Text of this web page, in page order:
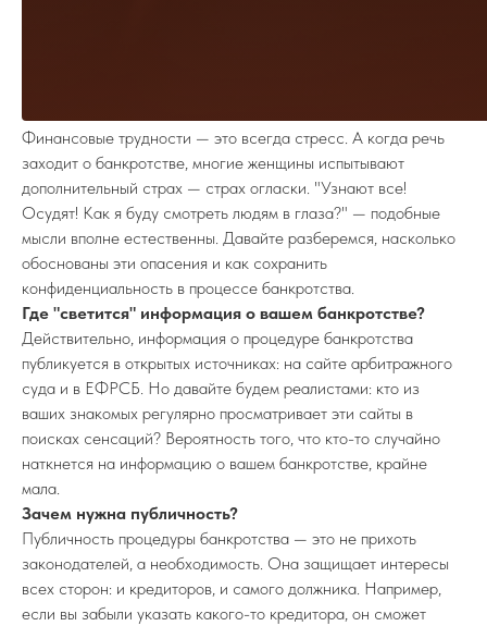
Финансовые трудности — это всегда стресс. А когда речь
заходит о банкротстве, многие женщины испытывают
дополнительный страх — страх огласки. "Узнают все!
Осудят! Как я буду смотреть людям в глаза?" — подобные
мысли вполне естественны. Давайте разберемся, насколько
обоснованы эти опасения и как сохранить
конфиденциальность в процессе банкротства.
Где "светится" информация о вашем банкротстве?
Действительно, информация о процедуре банкротства
публикуется в открытых источниках: на сайте арбитражного
суда и в ЕФРСБ. Но давайте будем реалистами: кто из
ваших знакомых регулярно просматривает эти сайты в
поисках сенсаций? Вероятность того, что кто-то случайно
наткнется на информацию о вашем банкротстве, крайне
мала.
Зачем нужна публичность?
Публичность процедуры банкротства — это не прихоть
законодателей, а необходимость. Она защищает интересы
всех сторон: и кредиторов, и самого должника. Например,
если вы забыли указать какого-то кредитора, он сможет